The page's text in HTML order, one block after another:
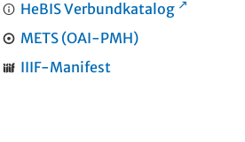
HeBIS Verbundkatalog
METS (OAI-PMH)
IIIF-Manifest